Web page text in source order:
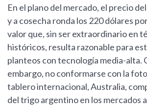
En el plano del mercado, el precio
y a cosecha ronda los 220 dólares
valor que, sin ser extraordinario en
históricos, resulta razonable para
planteos con tecnología media-alta.
embargo, no conformarse con la
tablero internacional, Australia,
del trigo argentino en los mercados